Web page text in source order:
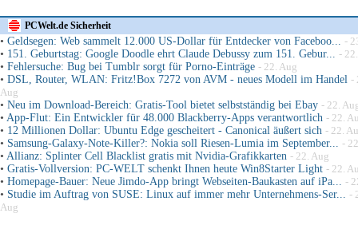
PCWelt.de Sicherheit
• Geldsegen: Web sammelt 12.000 US-Dollar für Entdecker von Faceboo... -
• 151. Geburtstag: Google Doodle ehrt Claude Debussy zum 151. Gebur... -
• Fehlersuche: Bug bei Tumblr sorgt für Porno-Einträge - 22. Aug
• DSL, Router, WLAN: Fritz!Box 7272 von AVM - neues Modell im Handel -
Aug
• Neu im Download-Bereich: Gratis-Tool bietet selbstständig bei Ebay - 22.
• App-Flut: Ein Entwickler für 48.000 Blackberry-Apps verantwortlich - 22.
• 12 Millionen Dollar: Ubuntu Edge gescheitert - Canonical äußert sich - 22.
• Samsung-Galaxy-Note-Killer?: Nokia soll Riesen-Lumia im September... -
• Allianz: Splinter Cell Blacklist gratis mit Nvidia-Grafikkarten - 22. Aug
• Gratis-Vollversion: PC-WELT schenkt Ihnen heute Win8Starter Light - 22.
• Homepage-Bauer: Neue Jimdo-App bringt Webseiten-Baukasten auf iPa... -
• Studie im Auftrag von SUSE: Linux auf immer mehr Unternehmens-Ser... -
Aug